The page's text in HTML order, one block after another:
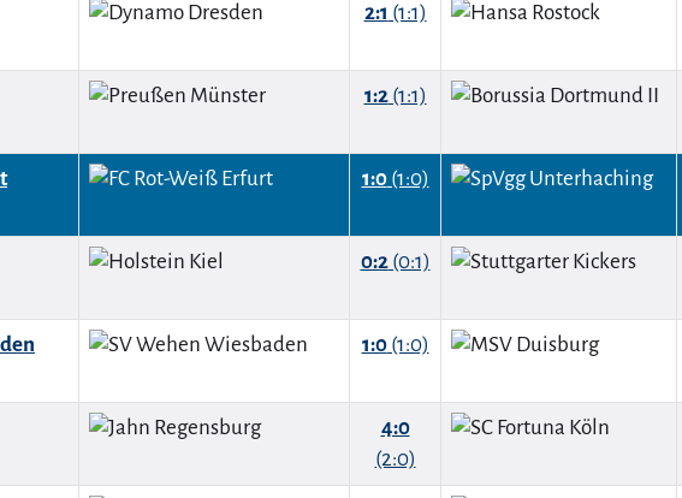
2:1 (1:1)
1:2(1:1)
1:0(1:0)
0:2(0:1)
1:0(1:0)
4:0
(2:0)